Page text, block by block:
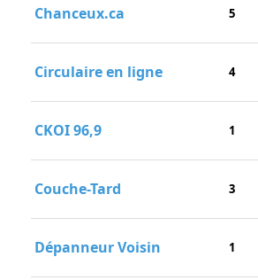
Chanceux.ca 5
Circulaire en ligne 4
CKOI 96,9 1
Couche-Tard 3
Dépanneur Voisin 1